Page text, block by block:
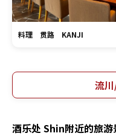
料理 贯路 KANJI
流
酒乐处 Shin附近的旅游